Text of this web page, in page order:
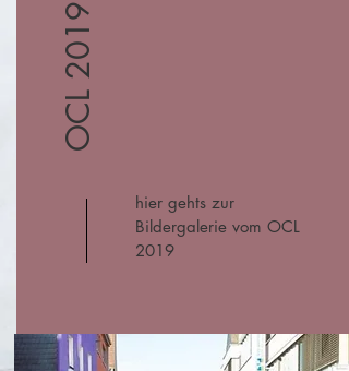
OCL 2019
hier gehts zur
Bildergalerie vom OCL
2019